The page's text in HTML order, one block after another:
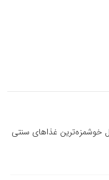
خوشمزه‌ترین غذاهای سنتی